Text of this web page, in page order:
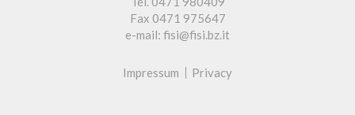
Fax 0471 975647
e-mail: fisi@fisi.bz.it
Impressum Privacy